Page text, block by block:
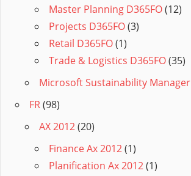
Master Planning D365FO(12)
Projects D365FO(3)
Retail D365FO(1)
Trade & Logistics D365FO(35)
Microsoft Sustainability Manager
FR(98)
AX 2012(20)
Finance Ax 2012(1)
Planification Ax 2012(1)